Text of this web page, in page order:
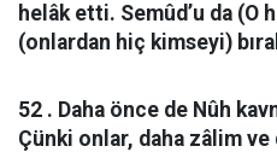
helâk etti. Semûd’u da (O
(onlardan hiç kimseyi)
52 . Daha önce de Nûh
Çünki onlar, daha zâlim ve